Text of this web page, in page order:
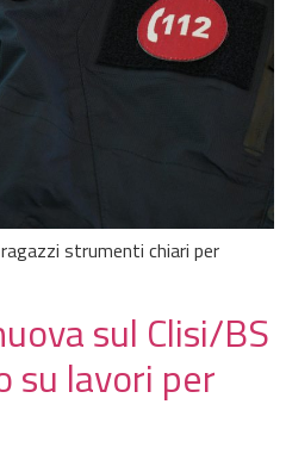
strumenti chiari per
sul Clisi/BS
su lavori per